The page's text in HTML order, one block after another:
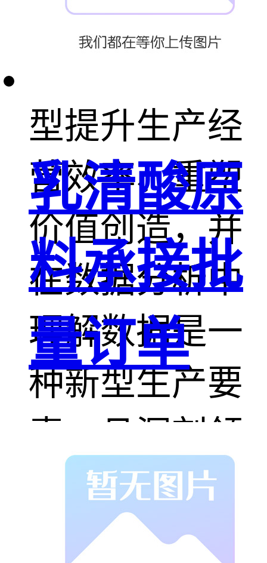
体验企业如何
型提升生产经
营效率、重塑
价值创造，并
在数据分析中
理解数据是一
种新型生产要
素，且深刻领
悟碳供应链管
理对企业可持
乳清酸原
料承接批
量订单